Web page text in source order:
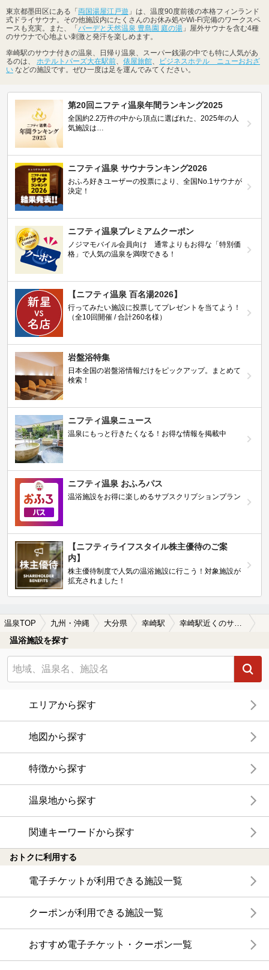
東京都墨田区にある「 両国湯屋江戸遊 」は、温度90度前後の本格フィンランド
式ドライサウナ。その他施設内にたくさんのお休み処やWi-Fi完備のワークスペ
ースも充実。また、「 バーデと天然温泉 豊島園 庭の湯 」屋外サウナを含む4種
のサウナで心地よい刺激と発汗を楽しめます。
幸崎駅のサウナ付きの温泉、日帰り温泉、スーパー銭湯の中でも特に人気があ
るのは、 ホテルトパーズ大在駅前、 俵屋旅館、
ビジネスホテル ニューおおざ
い などの施設です。ぜひ一度は足を運んでみてください。
第20回ニフティ温泉年間ランキング2025
全国約2.2万件の中から頂点に選ばれた、2025年の人
気施設は…
ニフティ温泉 サウナランキング2026
おふろ好きユーザーの投票により、全国No.1サウナが
決定！
ニフティ温泉プレミアムクーポン
ノジマモバイル会員向け 通常よりもお得な「特別価
格」で人気の温泉を満喫できる！
【ニフティ温泉 百名湯2026】
行ってみたい施設に投票してプレゼントを当てよう！
（全10回開催 / 合計260名様）
岩盤浴特集
日本全国の岩盤浴情報だけをピックアップ。まとめて
検索！
ニフティ温泉ニュース
温泉にもっと行きたくなる！お得な情報を掲載中
ニフティ温泉 おふろパス
温浴施設をお得に楽しめるサブスクリプションプラン
【ニフティライフスタイル株主優待のご案
内】
株主優待制度で人気の温浴施設に行こう！対象施設が
拡充されました！
温泉TOP 九州・沖縄 大分県 幸崎駅
温浴施設を探す
エリアから探す
地図から探す
特徴から探す
温泉地から探す
関連キーワードから探す
おトクに利用する
電子チケットが利用できる施設一覧
クーポンが利用できる施設一覧
おすすめ電子チケット・クーポン一覧